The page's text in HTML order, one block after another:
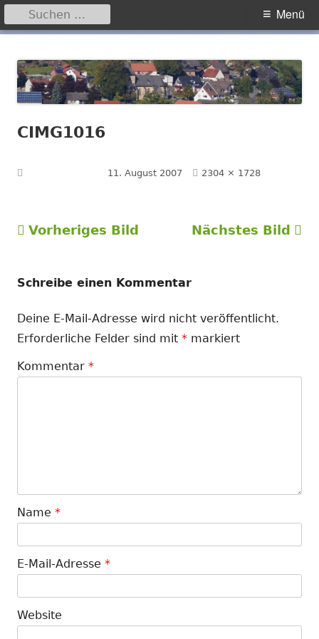
zum
Inhalt
Primäres
Menü
Suchen
nach:
CIMG1016
11. August 2007 Volle
2304 × 1728
Vorheriges Bild Nächstes Bild
Schreibe einen Kommentar
Deine E-Mail-Adresse wird nicht veröffentlicht.
Erforderliche Felder sind mit * markiert
Kommentar *
Name *
E-Mail-Adresse *
Website